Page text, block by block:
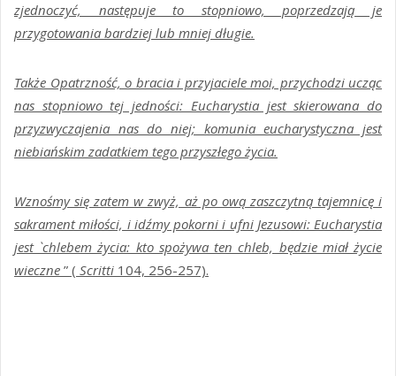
zjednoczyć, następuje to stopniowo, poprzedzają je
przygotowania bardziej lub mniej długie.
Także Opatrzność, o bracia i przyjaciele moi, przychodzi ucząc
nas stopniowo tej jedności: Eucharystia jest skierowana do
przyzwyczajenia nas do niej; komunia eucharystyczna jest
niebiańskim zadatkiem tego przyszłego życia.
Wznośmy się zatem w zwyż, aż po ową zaszczytną tajemnicę i
sakrament miłości, i idźmy pokorni i ufni Jezusowi: Eucharystia
jest `chlebem życia: kto spożywa ten chleb, będzie miał życie
wieczne ” ( Scritti 104, 256-257).